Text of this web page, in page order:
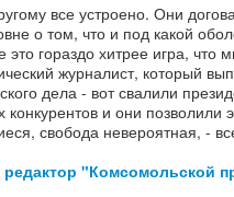
все устроено. Они
о том, что и под какой
это гораздо хитрее игра, что
журналист, который
дела - вот свалили
и они позволили
свобода невероятная, -
"Комсомольской